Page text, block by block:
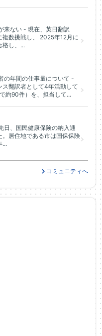
来ない - 現在、英日翻訳
複数挑戦し、 2025年12月に
格し、...
の年間の仕事量について -
翻訳者として4年活動して
約90件）を、担当して...
日、国民健康保険の納入通
居住地である市は国保保険
...
コミュニティへ